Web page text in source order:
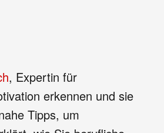
, Expertin für
erkennen und sie
Tipps, um